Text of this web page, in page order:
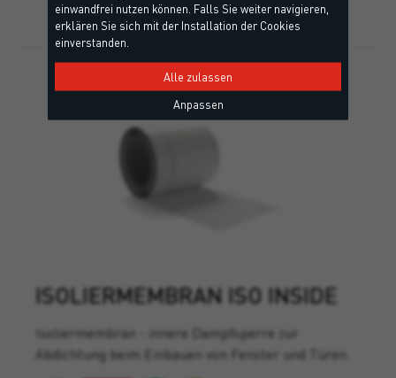
ISOLIERMEMBRAN ISO INSIDE
Isoliermembran - innere Dampfsperre zur
Abdichtung beim Einbauen von Fenster und Türen.
einwandfrei nutzen können. Falls Sie weiter navigieren,
erklären Sie sich mit der Installation der Cookies
einverstanden.
Alle zulassen
Anpassen